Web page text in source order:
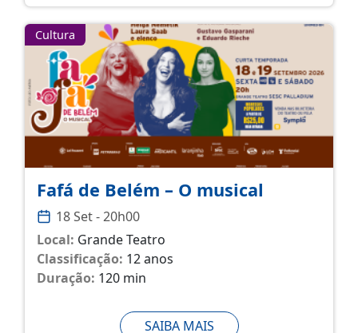
Cultura
Fafá de Belém – O musical
18 Set - 20h00
Local: Grande Teatro
Classificação: 12 anos
Duração: 120 min
SAIBA MAIS